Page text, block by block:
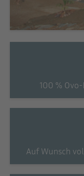
100 %
Auf Wunsch